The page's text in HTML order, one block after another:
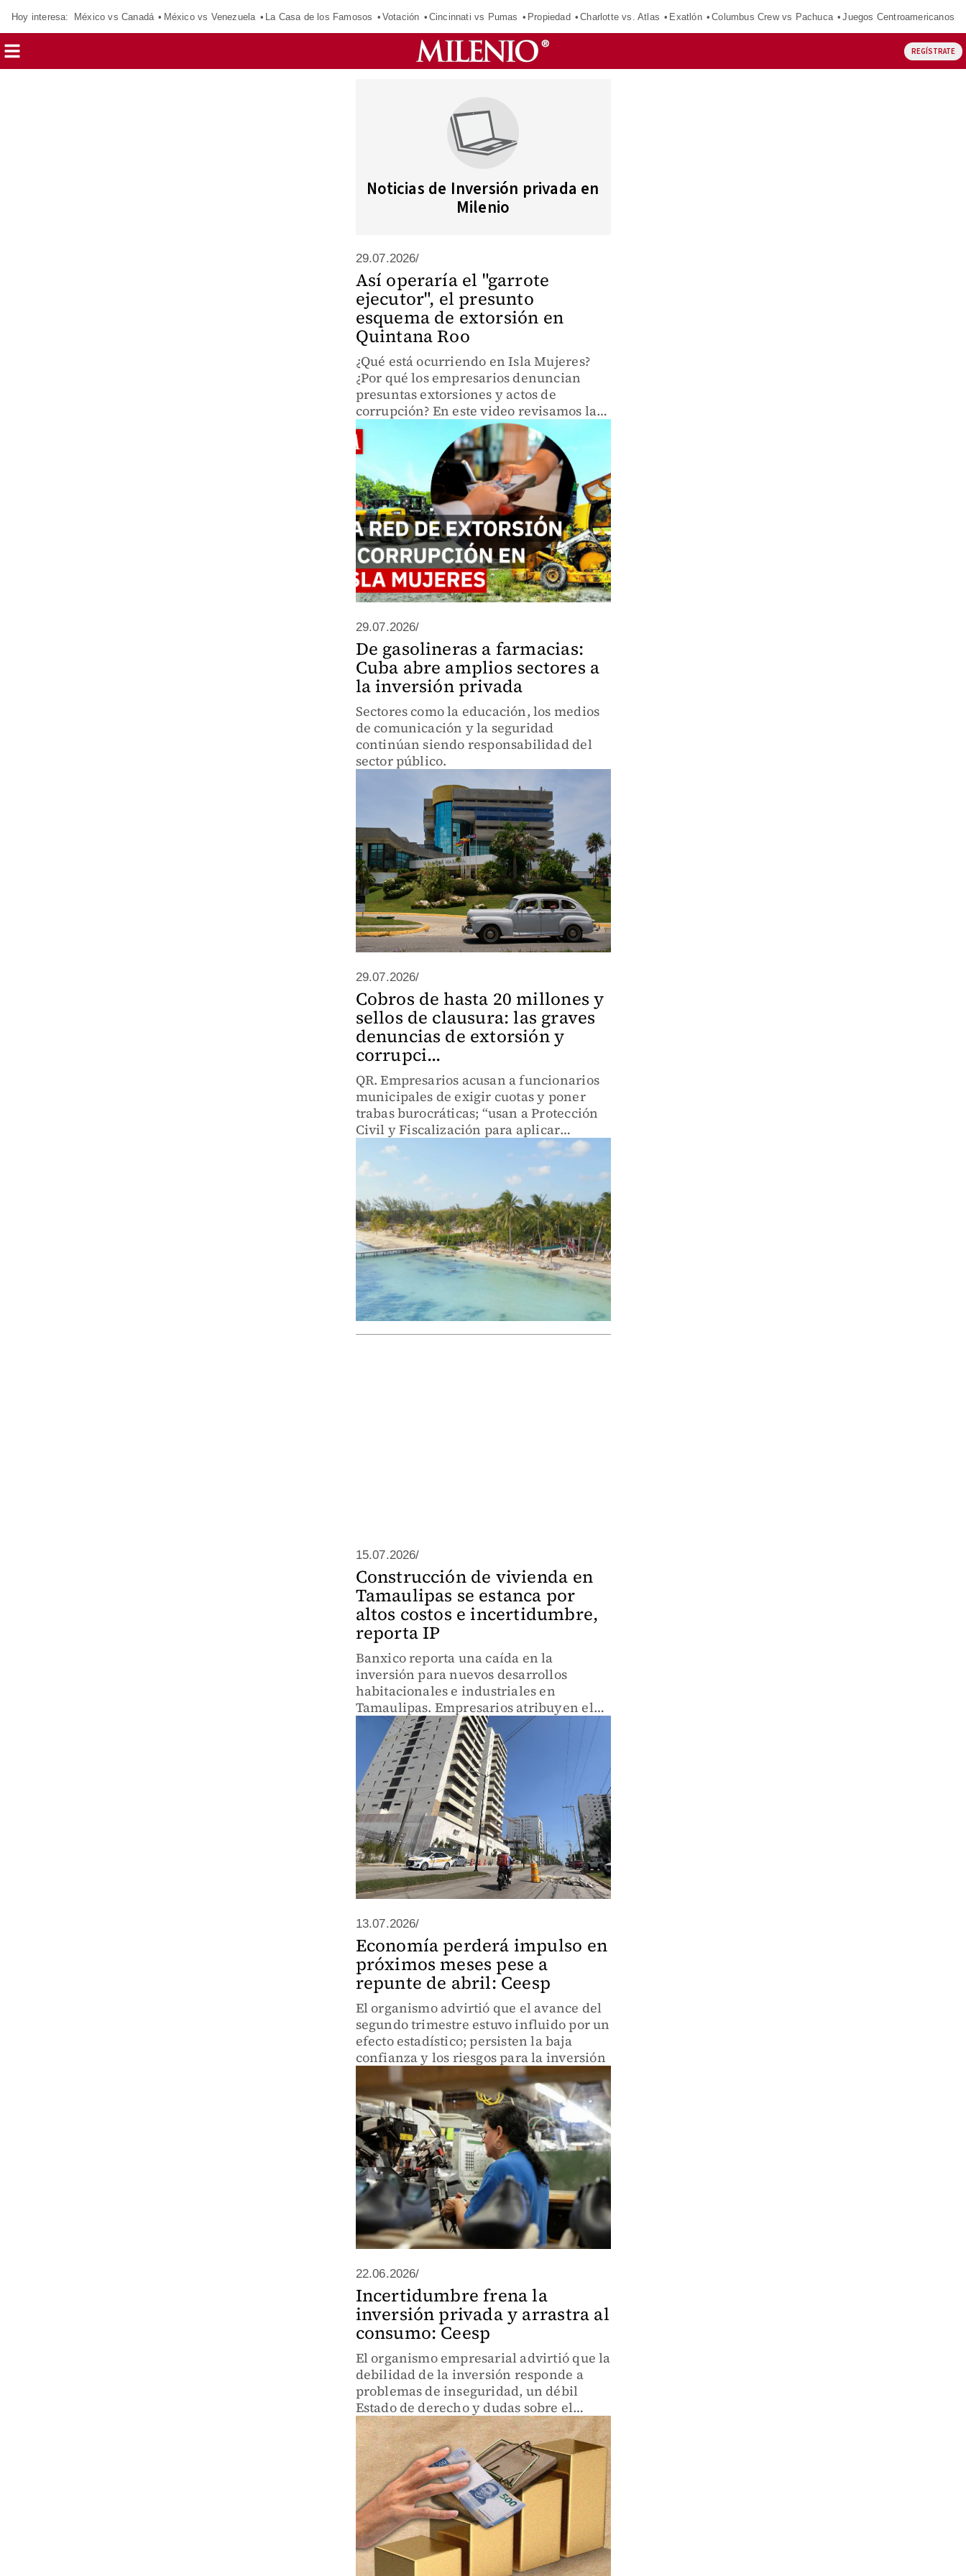
Hoy interesa: México vs Canadá México vs Venezuela La Casa de los Famosos Votación Cincinnati vs Pumas Propiedad Charlotte vs. Atlas Exatlón Columbus Crew vs Pachuca Juegos Centroamericanos
REGÍSTRATE
Noticias de Inversión privada en
Milenio
29.07.2026/
Así operaría el "garrote
ejecutor", el presunto
esquema de extorsión en
Quintana Roo
¿Qué está ocurriendo en Isla Mujeres?
¿Por qué los empresarios denuncian
presuntas extorsiones y actos de
corrupción? En este video revisamos las
denuncias por cobros, las clausuras de
negocios y los señalamientos contra
funcionarios municipales.
29.07.2026/
De gasolineras a farmacias:
Cuba abre amplios sectores a
la inversión privada
Sectores como la educación, los medios
de comunicación y la seguridad
continúan siendo responsabilidad del
sector público.
29.07.2026/
Cobros de hasta 20 millones y
sellos de clausura: las graves
denuncias de extorsión y
corrupci...
QR. Empresarios acusan a funcionarios
municipales de exigir cuotas y poner
trabas burocráticas; “usan a Protección
Civil y Fiscalización para aplicar
cláusulas a la carta”
15.07.2026/
Construcción de vivienda en
Tamaulipas se estanca por
altos costos e incertidumbre,
reporta IP
Banxico reporta una caída en la
inversión para nuevos desarrollos
habitacionales e industriales en
Tamaulipas. Empresarios atribuyen el
estancamiento al aumento de costos,
terrenos caros y menor dinamismo
económico.
13.07.2026/
Economía perderá impulso en
próximos meses pese a
repunte de abril: Ceesp
El organismo advirtió que el avance del
segundo trimestre estuvo influido por un
efecto estadístico; persisten la baja
confianza y los riesgos para la inversión
22.06.2026/
Incertidumbre frena la
inversión privada y arrastra al
consumo: Ceesp
El organismo empresarial advirtió que la
debilidad de la inversión responde a
problemas de inseguridad, un débil
Estado de derecho y dudas sobre el
entorno comercial vinculadas al T-MEC.